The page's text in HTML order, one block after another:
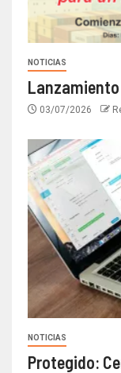
NOTICIAS
Lanzamiento
03/07/2026
NOTICIAS
Protegido: